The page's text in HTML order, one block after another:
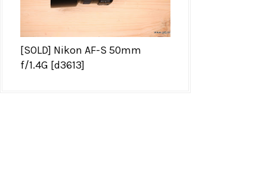
[SOLD] Nikon AF-S 50mm
f/1.4G [d3613]